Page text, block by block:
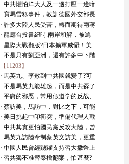
· 中共懼怕洋大人及一邊打壓一邊暗
· 寶馬雪糕事件，教訓德國外交部長
· 許多大陸人民受苦，轉而期待兩蔣
· 龍應台投書紐時:兩岸和解，被罵
· 星際大戰翻版?日本擴軍威懾！美
· 不是只有劉亞洲，還有許多中下階
【11203】
· 馬英九、李敖到中共國就變了?可
· 不是馬英九能雄起，而是中共孬了
· 平庸的邪恶，常用假道学的反战、
· 蔡訪美，馬訪中，對比之下，可能
· 美日挑起中印衝突，準備代理人戰
· 中共其實更怕國民黨反攻大陸，曾
· 馬英九訪陸牽制蔡英文訪美，更重
· 中國人民曾經踴躍支持習大撒幣上
· 習共獨不准替秦檜翻案，怕甚麼?